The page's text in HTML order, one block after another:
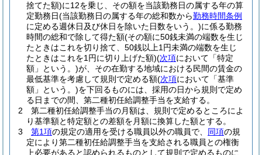
捨てた額)に12を乗じ、その額を当該勤務日の属する年の算
定勤務日(当該勤務日の属する年の総和数から勤務時間条例
に定める週休日及び休日を除いた日数をいう。)に係る勤務
時間の総和で除して得た額(その額に50銭未満の端数を生じ
たときはこれを切り捨て、50銭以上1円未満の端数を生じ
たときはこれを1円に切り上げた額)(次項において「特定
額」という。)が、その在勤する地域における民間の賃金の
最低基準を考慮して規則で定める額(次項において「基準
額」という。)を下回るものには、採用の日から規則で定め
る日までの間、第二種初任給調整手当を支給する。
2
第二種初任給調整手当の月額は、規則で定めるところによ
り基準額と特定額との差額を月額に換算した額とする。
3
第1項の規定の適用を受ける職員以外の職員で、 同項の規
定により第二種初任給調整手当を支給される職員との権衡
上必要があると認められるものとして規則で定めるものに